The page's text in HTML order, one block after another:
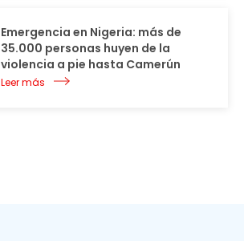
Emergencia en Nigeria: más de
35.000 personas huyen de la
violencia a pie hasta Camerún
Leer más